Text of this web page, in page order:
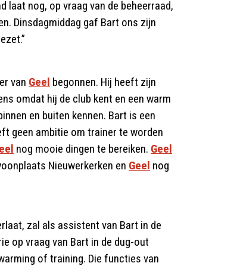
laat nog, op vraag van de beheerraad,
Dinsdagmiddag gaf Bart ons zijn
van Geel begonnen. Hij heeft zijn
omdat hij de club kent en een warm
en buiten kennen. Bart is een
geen ambitie om trainer te worden
nog mooie dingen te bereiken. Geel
Nieuwerkerken en Geel nog
zal als assistent van Bart in de
op vraag van Bart in de dug-out
of training. Die functies van